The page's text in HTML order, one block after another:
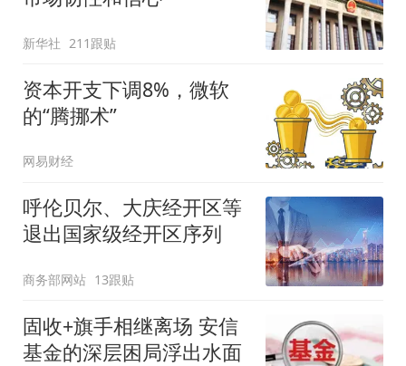
新华社 211跟贴
资本开支下调8%，微软
的“腾挪术”
网易财经
呼伦贝尔、大庆经开区等
退出国家级经开区序列
商务部网站 13跟贴
固收+旗手相继离场 安信
基金的深层困局浮出水面